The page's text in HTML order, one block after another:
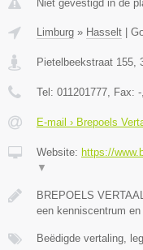
Niet gevestigd in de
Limburg » Hasselt
Pietelbeekstraat 155
Tel: 011201777 , Fax: -
E-mail › Brepoels
Website: https://
▼
BREPOELS
een kenniscentrum en
Beëdigde vertaling,